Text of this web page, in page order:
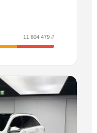
11 604 479 ₽